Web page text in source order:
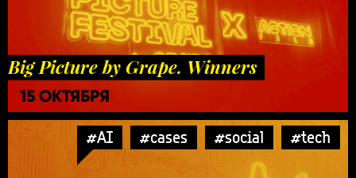
Big Picture by Grape. Winners
15 ОКТЯБРЯ
#AI #cases #social #tech